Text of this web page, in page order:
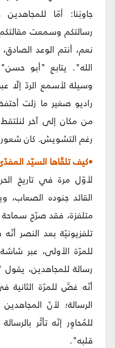
جاوبَنا: أمّا
رسالتكم وسمعت
نعم، أنتم الوعد
الله". يتابع "أبو
وسيلة لأسمع الردّ إلّا
راديو صغير ما زلت
من مكان إلى آخر
رغم التشويش. كان
•كيف تلقّاها السيّد
لأوّل مرة في تاريخ
القائد جنوده الصعاب،
متلفزة، فقد صرّح سماحة
تلفزيونيّة بعد النصر
للمرّة الأولى، عبر
رسالة للمجاهدين،
أنّه غصَّ للمرّة الثانية
الرسالة؛ لأنّ
للمُحاوِر إنّه تأثّر
قلبه".